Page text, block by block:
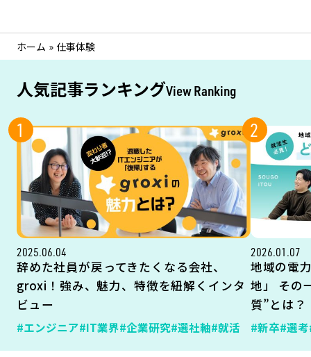
ホーム » 仕事体験
人気記事ランキングView Ranking
1
2025.06.04
辞めた社員が戻ってきたくなる会社、
groxi！強み、魅力、特徴を紐解くインタ
ビュー
#エンジニア#IT業界#企業研究#選社軸#就活
2
2026.01.07
地域の電
地」 その
質”とは？
#新卒#選考